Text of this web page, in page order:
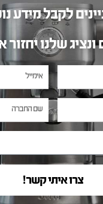
לקבל מידע
שלנו
צרו איתי קשר!